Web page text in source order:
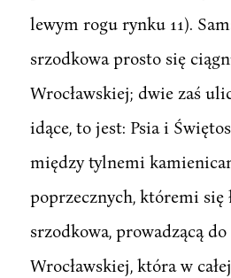
lewym rogu rynku 11).
srzodkowa prosto się
Wrocławskiej; dwie zaś
idące, to jest: Psia i
między tylnemi
poprzecznych, któremi się
srzodkowa, prowadzącą
Wrocławskiej, która w